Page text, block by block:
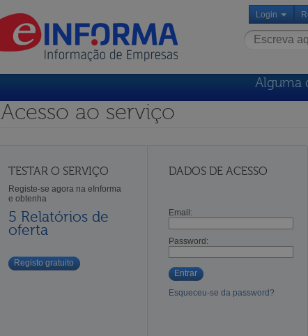
Login
Alguma
Acesso ao serviço
TESTAR O SERVIÇO
Registe-se agora na eInforma
e obtenha
5 Relatórios de
oferta
Registo gratuito
DADOS DE ACESSO
Email:
Password:
Entrar
Esqueceu-se da password?